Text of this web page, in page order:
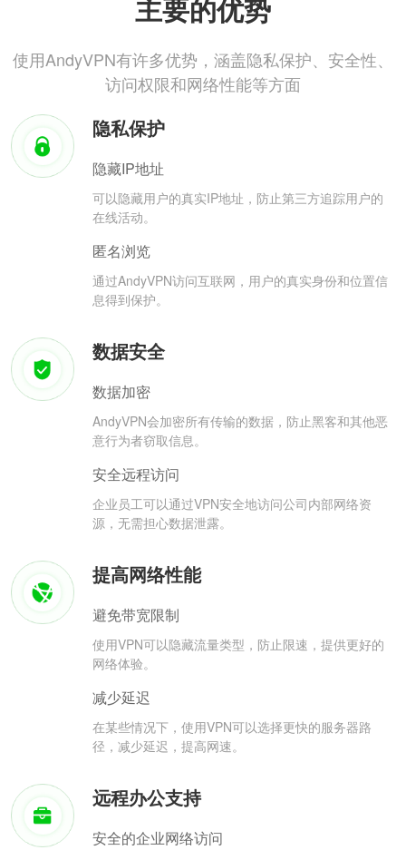
主要的优势
使用AndyVPN有许多优势，涵盖隐私保护、安全性、
访问权限和网络性能等方面
隐私保护
隐藏IP地址
可以隐藏用户的真实IP地址，防止第三方追踪用户的
在线活动。
匿名浏览
通过AndyVPN访问互联网，用户的真实身份和位置信
息得到保护。
数据安全
数据加密
AndyVPN会加密所有传输的数据，防止黑客和其他恶
意行为者窃取信息。
安全远程访问
企业员工可以通过VPN安全地访问公司内部网络资
源，无需担心数据泄露。
提高网络性能
避免带宽限制
使用VPN可以隐藏流量类型，防止限速，提供更好的
网络体验。
减少延迟
在某些情况下，使用VPN可以选择更快的服务器路
径，减少延迟，提高网速。
远程办公支持
安全的企业网络访问